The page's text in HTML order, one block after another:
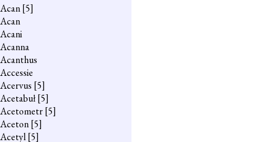
Acan[5]
Acan
Acani
Acanna
Acanthus
Accessie
Acervus [5]
Acetabuł[5]
Acetometr[5]
Aceton[5]
Acetyl[5]